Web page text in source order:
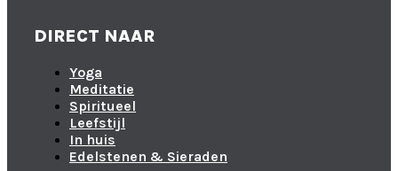
DIRECT NAAR
Yoga
Meditatie
Spiritueel
Leefstijl
In huis
Edelstenen & Sieraden